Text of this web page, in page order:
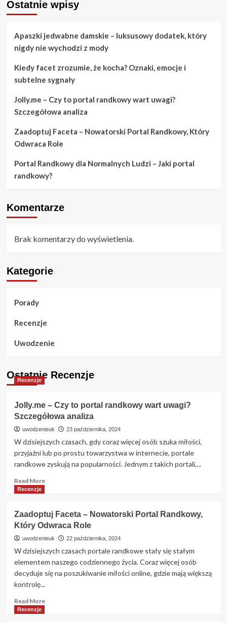
Ostatnie wpisy
Apaszki jedwabne damskie – luksusowy dodatek, który
nigdy nie wychodzi z mody
Kiedy facet zrozumie, że kocha? Oznaki, emocje i
subtelne sygnały
Jolly.me – Czy to portal randkowy wart uwagi?
Szczegółowa analiza
Zaadoptuj Faceta – Nowatorski Portal Randkowy, Który
Odwraca Role
Portal Randkowy dla Normalnych Ludzi – Jaki portal
randkowy?
Komentarze
Brak komentarzy do wyświetlenia.
Kategorie
Porady
Recenzje
Uwodzenie
Ostatnie Recenzje
Recenzje
Jolly.me – Czy to portal randkowy wart uwagi?
Szczegółowa analiza
uwodzenieuk 23 października, 2024
W dzisiejszych czasach, gdy coraz więcej osób szuka miłości,
przyjaźni lub po prostu towarzystwa w internecie, portale
randkowe zyskują na popularności. Jednym z takich portali,...
Read MoreRead
–
Czy
to
portal
randkowy
wart
uwagi?
Szczegółowa
Recenzje
Zaadoptuj Faceta – Nowatorski Portal Randkowy,
Który Odwraca Role
uwodzenieuk 22 października, 2024
W dzisiejszych czasach portale randkowe stały się stałym
elementem naszego codziennego życia. Coraz więcej osób
decyduje się na poszukiwanie miłości online, gdzie mają większą
kontrolę...
Read MoreRead
Recenzje